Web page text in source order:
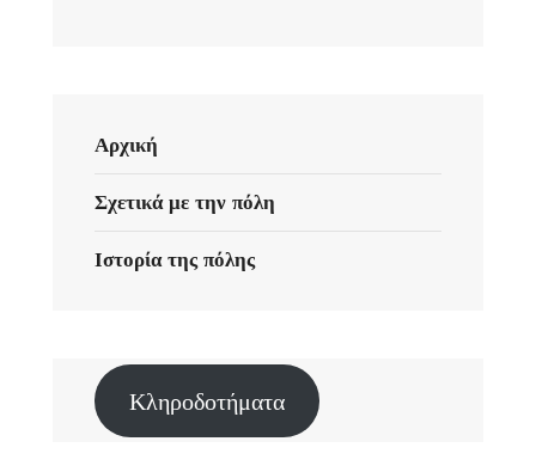
Αρχική
Σχετικά με την πόλη
Ιστορία της πόλης
Κληροδοτήματα